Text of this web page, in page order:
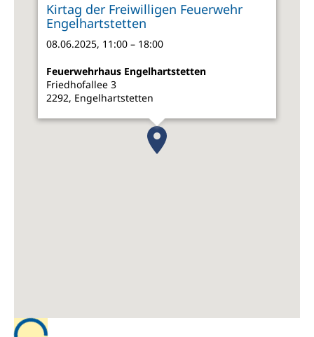
Kirtag der Freiwilligen Feuerwehr
Engelhartstetten
08.06.2025, 11:00 – 18:00
Feuerwehrhaus Engelhartstetten
Friedhofallee 3
2292, Engelhartstetten